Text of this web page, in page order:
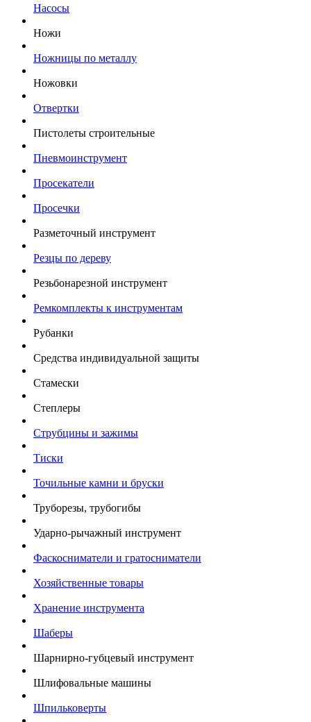
Насосы
Ножи
Ножницы по металлу
Ножовки
Отвертки
Пистолеты строительные
Пневмоинструмент
Просекатели
Просечки
Разметочный инструмент
Резцы по дереву
Резьбонарезной инструмент
Ремкомплекты к инструментам
Рубанки
Средства индивидуальной защиты
Стамески
Степлеры
Струбцины и зажимы
Тиски
Точильные камни и бруски
Труборезы, трубогибы
Ударно-рычажный инструмент
Фаскосниматели и гратосниматели
Хозяйственные товары
Хранение инструмента
Шаберы
Шарнирно-губцевый инструмент
Шлифовальные машины
Шпильковерты